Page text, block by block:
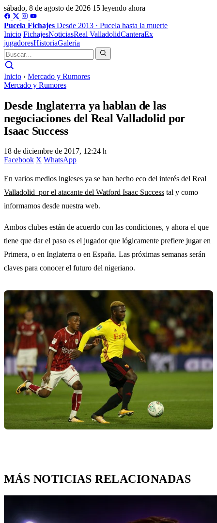
sábado, 8 de agosto de 2026 15 leyendo ahora
Pucela Fichajes Desde 2013 · Pucela hasta la muerte
Inicio FichajesNoticiasReal ValladolidCanteraEx
jugadoresHistoriaGalería
Inicio › Mercado y Rumores
Mercado y Rumores
Desde Inglaterra ya hablan de las
negociaciones del Real Valladolid por
Isaac Success
18 de diciembre de 2017, 12:24 h
Facebook X WhatsApp
En varios medios ingleses ya se han hecho eco del interés del Real
Valladolid por el atacante del Watford Isaac Success tal y como
informamos desde nuestra web.
Ambos clubes están de acuerdo con las condiciones, y ahora el que
tiene que dar el paso es el jugador que lógicamente prefiere jugar en
Primera, o en Inglaterra o en España. Las próximas semanas serán
claves para conocer el futuro del nigeriano.
MÁS NOTICIAS RELACIONADAS